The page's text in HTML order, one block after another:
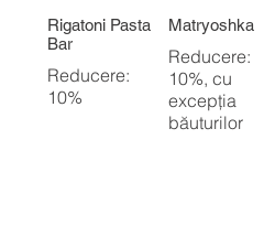
Rigatoni Pasta
Bar
Reducere:
10%
Matryoshka
Reducere:
10%, cu
excepția
băuturilor